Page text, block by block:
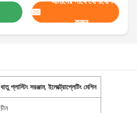
করুন
ধাতু প্লাস্টিং সরঞ্জাম,ইলেক্ট্রোপ্লেটিং মেশিন
চীন